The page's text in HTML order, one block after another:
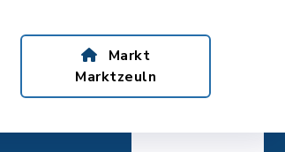
Markt
Marktzeuln